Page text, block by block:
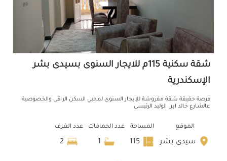
شقة سكنية 115م للايجار السنوى بسيدى بشر
الإسكندرية
فرصة حقيقة شقة مفروشة للإيجار السنوى لمحبي السكن الراقى والخصوصية
عالشارع خالد ابن الوليد الرئيسى
الموقع
سيدى بشر
المساحة عدد الحمامات عدد الغرف